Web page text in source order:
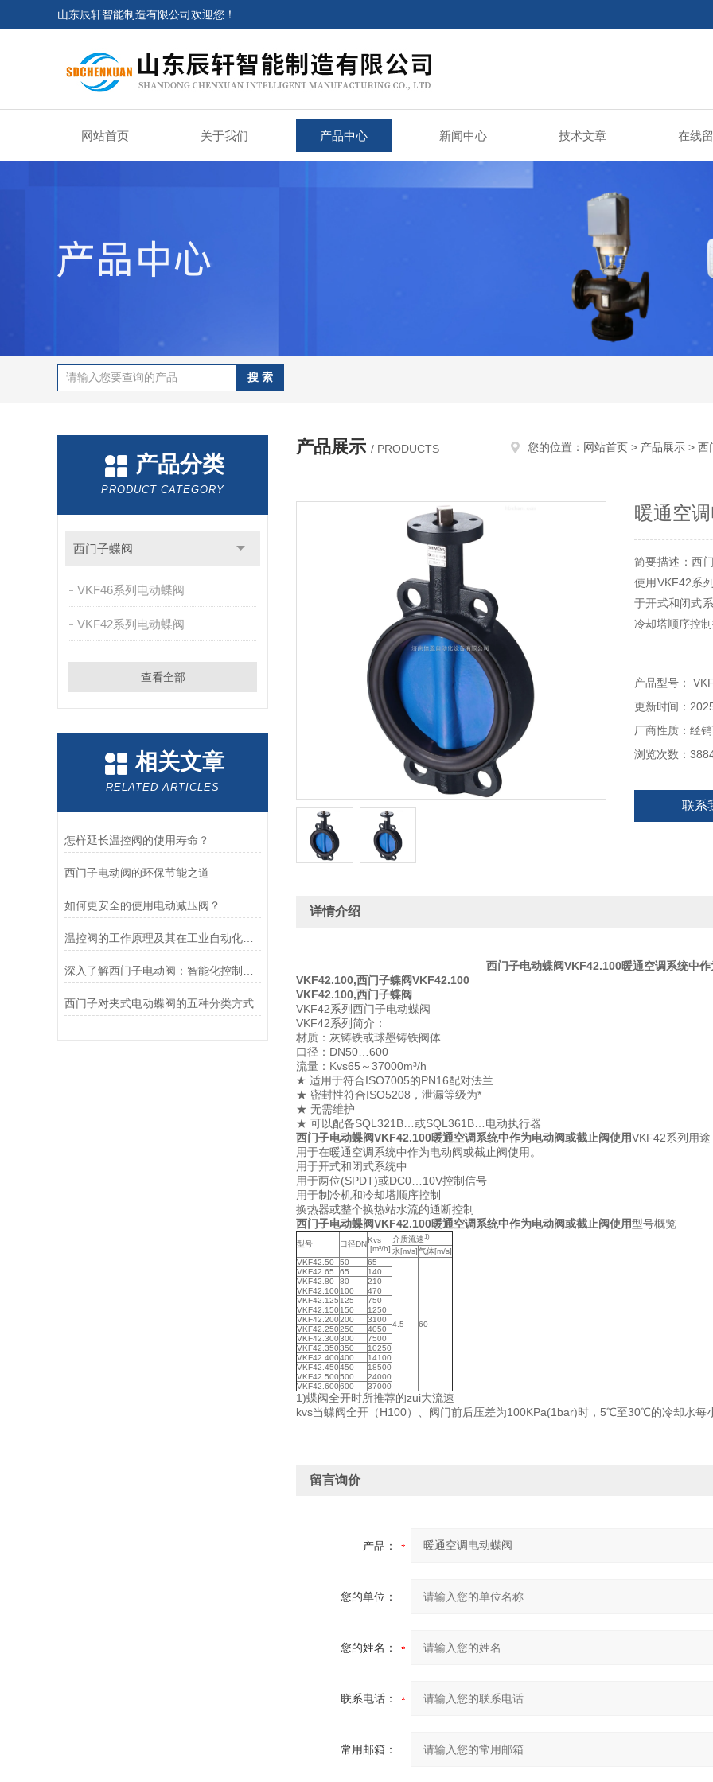
山东辰轩智能制造有限公司欢迎您！
网站首页 关于我们 产品中心 新闻中心 技术文章 在线
产品展示 / PRODUCTS 您的位置： 网站首页 > 产品展示 > 西
暖通空
简要描述：西
使用VKF42系
于开式和闭式
冷却塔顺序控
产品型号：
更新时间：
厂商性质：经
浏览次数：
联系
详情介绍
西门子电动蝶阀VKF42.100暖通空调系统中
VKF42.100,西门子蝶阀VKF42.100
VKF42.100,西门子蝶阀
VKF42系列西门子电动蝶阀
VKF42系列简介：
材质：灰铸铁或球墨铸铁阀体
口径：DN50…600
流量：Kvs65～37000m³/h
★ 适用于符合ISO7005的PN16配对法兰
★ 密封性符合ISO5208，泄漏等级为*
★ 无需维护
★ 可以配备SQL321B…或SQL361B…电动执行器
西门子电动蝶阀VKF42.100暖通空调系统中作为电动阀或截止阀使用VKF42系列用途
用于在暖通空调系统中作为电动阀或截止阀使用。
用于开式和闭式系统中
用于两位(SPDT)或DC0…10V控制信号
用于制冷机和冷却塔顺序控制
换热器或整个换热站水流的通断控制
西门子电动蝶阀VKF42.100暖通空调系统中作为电动阀或截止阀使用型号概览
型号 口径DNKvs
[m³/h]
介质流速1)
水[m/s]气体[m/s]
VKF42.50
50 65
4.5 60
VKF42.65 65
140
VKF42.80
80
210
VKF42.100 100
470
VKF42.125 125
750
VKF42.150 150
1250
VKF42.200200
3100
VKF42.250250
4050
VKF42.300300
7500
VKF42.350350
10250
VKF42.400400
14100
VKF42.450450
18500
VKF42.500500
24000
VKF42.600600 37000
1)蝶阀全开时所推荐的zui大流速
kvs当蝶阀全开（H100）、阀门前后压差为100KPa(1bar)时，5℃至30℃的冷却水每
留言询价
产品：
您的单位：
您的姓名：
联系电话：
常用邮箱：
产品分类
PRODUCT CATEGORY
西门子蝶阀
VKF46系列电动蝶阀
VKF42系列电动蝶阀
查看全部
相关文章
RELATED ARTICLES
怎样延长温控阀的使用寿命？
西门子电动阀的环保节能之道
如何更安全的使用电动减压阀？
温控阀的工作原理及其在工业自动化中的应用
西门子对夹式电动蝶阀的五种分类方式